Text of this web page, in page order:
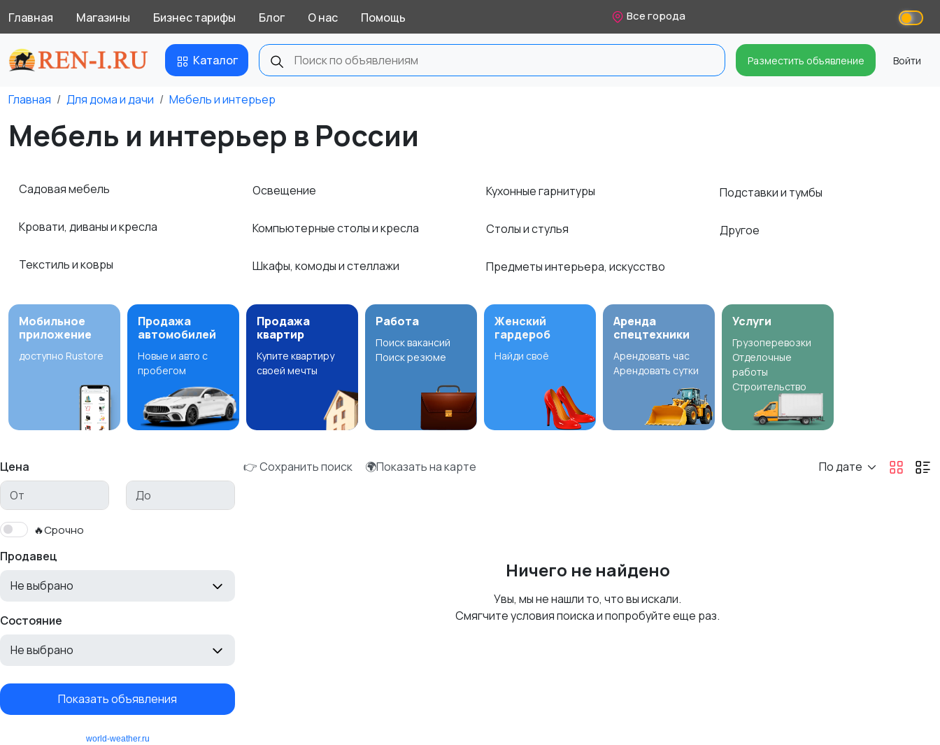
Главная Магазины Бизнес тарифы Блог О нас Помощь Все города
Каталог Разместить объявление Войти
Главная Для дома и дачи Мебель и интерьер
Мебель и интерьер в России
Садовая мебель
Кровати, диваны и кресла
Текстиль и ковры
Освещение
Компьютерные столы и кресла
Шкафы, комоды и стеллажи
Кухонные гарнитуры
Столы и стулья
Предметы интерьера, искусство
Подставки и тумбы
Другое
Мобильное
приложение
доступно Rustore
Продажа
автомобилей
Новые и авто с
пробегом
Продажа
квартир
Купите квартиру
своей мечты
Работа
Поиск вакансий
Поиск резюме
Женский
гардероб
Найди своё
Аренда
спецтехники
Арендовать час
Арендовать сутки
Услуги
Грузоперевозки
Отделочные
работы
Строительство
Цена
🔥Срочно
Продавец
Не выбрано
Состояние
Не выбрано
Показать объявления
world-weather.ru
👉 Сохранить поиск 🌍Показать на карте По дате
Ничего не найдено
Увы, мы не нашли то, что вы искали.
Смягчите условия поиска и попробуйте еще раз.